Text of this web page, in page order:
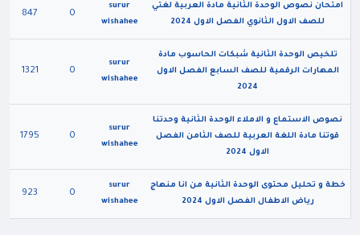
امتحان نصوص الوحدة الثانية مادة العربية لغتي
للصف الاول الثانوي الفصل الاول 2024
surur
wishahee
0
847
تلخيص الوحدة الثانية شبكات الحاسوب مادة
المهارات الرقمية للصف السابع الفصل الاول
2024
surur
wishahee
0
1321
نصوص الاستماع و الاملاء الوحدة الثانية وحدتنا
قوتنا مادة اللغة العربية للصف الثامن الفصل
الاول 2024
surur
wishahee
0
1795
خطة و تحليل محتوى الوحدة الثانية من انا منهاج
رياض الاطفال الفصل الاول 2024
surur
wishahee
0
923